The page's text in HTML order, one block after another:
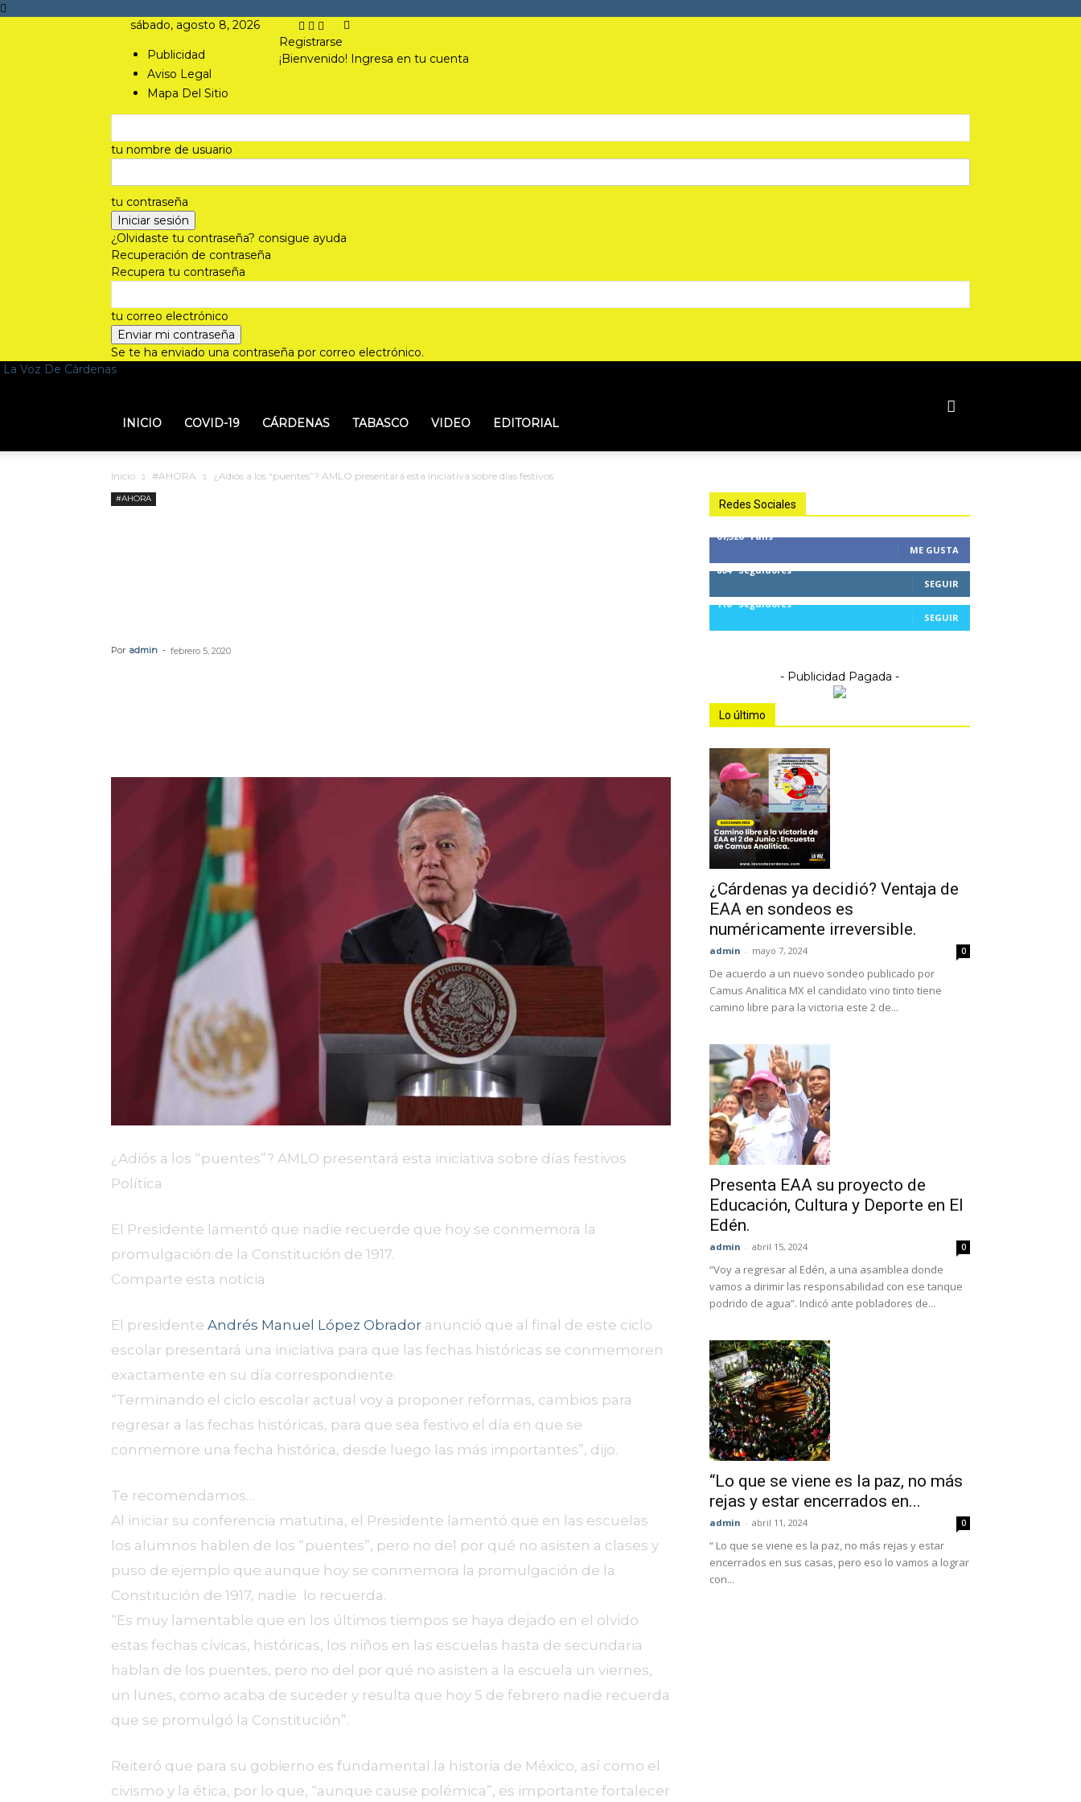
sábado, agosto 8, 2026
Publicidad
Aviso Legal
Mapa Del Sitio
Registrarse
¡Bienvenido! Ingresa en tu cuenta
tu nombre de usuario
tu contraseña
¿Olvidaste tu contraseña? consigue ayuda
Recuperación de contraseña
Recupera tu contraseña
tu correo electrónico
Se te ha enviado una contraseña por correo electrónico.
La Voz De Càrdenas
INICIO COVID-19 CÁRDENAS TABASCO VIDEO EDITORIAL
Inicio #AHORA ¿Adiós a los “puentes”? AMLO presentará esta iniciativa sobre días festivos
#AHORA
Por admin - febrero 5, 2020
¿Adiós a los “puentes”? AMLO presentará esta iniciativa sobre días festivos
Política
El Presidente lamentó que nadie recuerde que hoy se conmemora la
promulgación de la Constitución de 1917.
Comparte esta noticia
El presidente Andrés Manuel López Obrador anunció que al final de este ciclo
escolar presentará una iniciativa para que las fechas históricas se conmemoren
exactamente en su día correspondiente.
“Terminando el ciclo escolar actual voy a proponer reformas, cambios para
regresar a las fechas históricas, para que sea festivo el día en que se
conmemore una fecha histórica, desde luego las más importantes”, dijo.
Te recomendamos…
Al iniciar su conferencia matutina, el Presidente lamentó que en las escuelas
los alumnos hablen de los “puentes”, pero no del por qué no asisten a clases y
puso de ejemplo que aunque hoy se conmemora la promulgación de la
Constitución de 1917, nadie lo recuerda.
“Es muy lamentable que en los últimos tiempos se haya dejado en el olvido
estas fechas cívicas, históricas, los niños en las escuelas hasta de secundaria
hablan de los puentes, pero no del por qué no asisten a la escuela un viernes,
un lunes, como acaba de suceder y resulta que hoy 5 de febrero nadie recuerda
que se promulgó la Constitución”.
Reiteró que para su gobierno es fundamental la historia de México, así como el
civismo y la ética, por lo que, “aunque cause polémica”, es importante fortalecer
Redes Sociales
61,326 Fans
ME GUSTA
804
Seguidores
SEGUIR
116 Seguidores
SEGUIR
- Publicidad Pagada -
Lo último
¿Cárdenas ya decidió? Ventaja de
EAA en sondeos es
numéricamente irreversible.
admin - mayo 7, 2024 0
De acuerdo a un nuevo sondeo publicado por
Camus Analitica MX el candidato vino tinto tiene
camino libre para la victoria este 2 de...
Presenta EAA su proyecto de
Educación, Cultura y Deporte en El
Edén.
admin - abril 15, 2024 0
“Voy a regresar al Edén, a una asamblea donde
vamos a dirimir las responsabilidad con ese tanque
podrido de agua”. Indicó ante pobladores de...
“Lo que se viene es la paz, no más
rejas y estar encerrados en...
admin - abril 11, 2024 0
“ Lo que se viene es la paz, no más rejas y estar
encerrados en sus casas, pero eso lo vamos a lograr
con...